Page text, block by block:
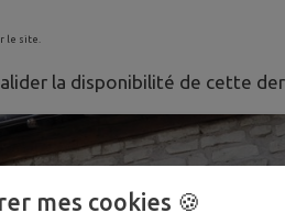
le site.
la disponibilité de cette
mes cookies 🍪